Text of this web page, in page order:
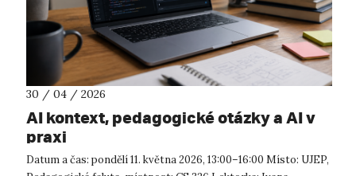
30 / 04 / 2026
AI kontext, pedagogické otázky a AI v
praxi
Datum a čas: pondělí 11. května 2026, 13:00–16:00 Místo: UJEP,